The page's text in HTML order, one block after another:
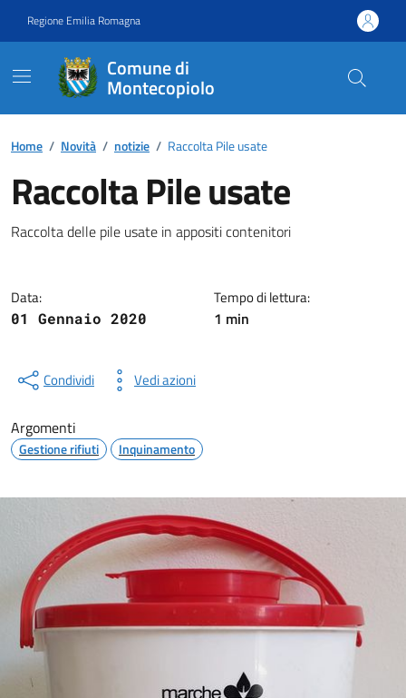
Regione Emilia Romagna
Comune di
Montecopiolo
Contenuti in evidenza
Home / Novità / notizie / Raccolta Pile usate
Raccolta Pile usate
Dettagli della notizia
Raccolta delle pile usate in appositi contenitori
Data:
01 Gennaio 2020
Tempo di lettura:
1 min
Condividi Vedi azioni
Argomenti
Gestione rifiuti Inquinamento